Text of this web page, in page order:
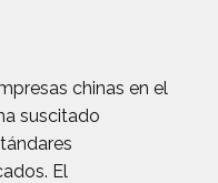
chinas en el
suscitado
El